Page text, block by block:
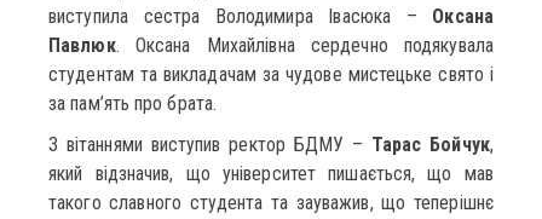
виступила сестра Володимира Івасюка – Оксана
Павлюк. Оксана Михайлівна сердечно подякувала
студентам та викладачам за чудове мистецьке свято і
за пам’ять про брата.
З вітаннями виступив ректор БДМУ – Тарас Бойчук,
який відзначив, що університет пишається, що мав
такого славного студента та зауважив, що теперішнє